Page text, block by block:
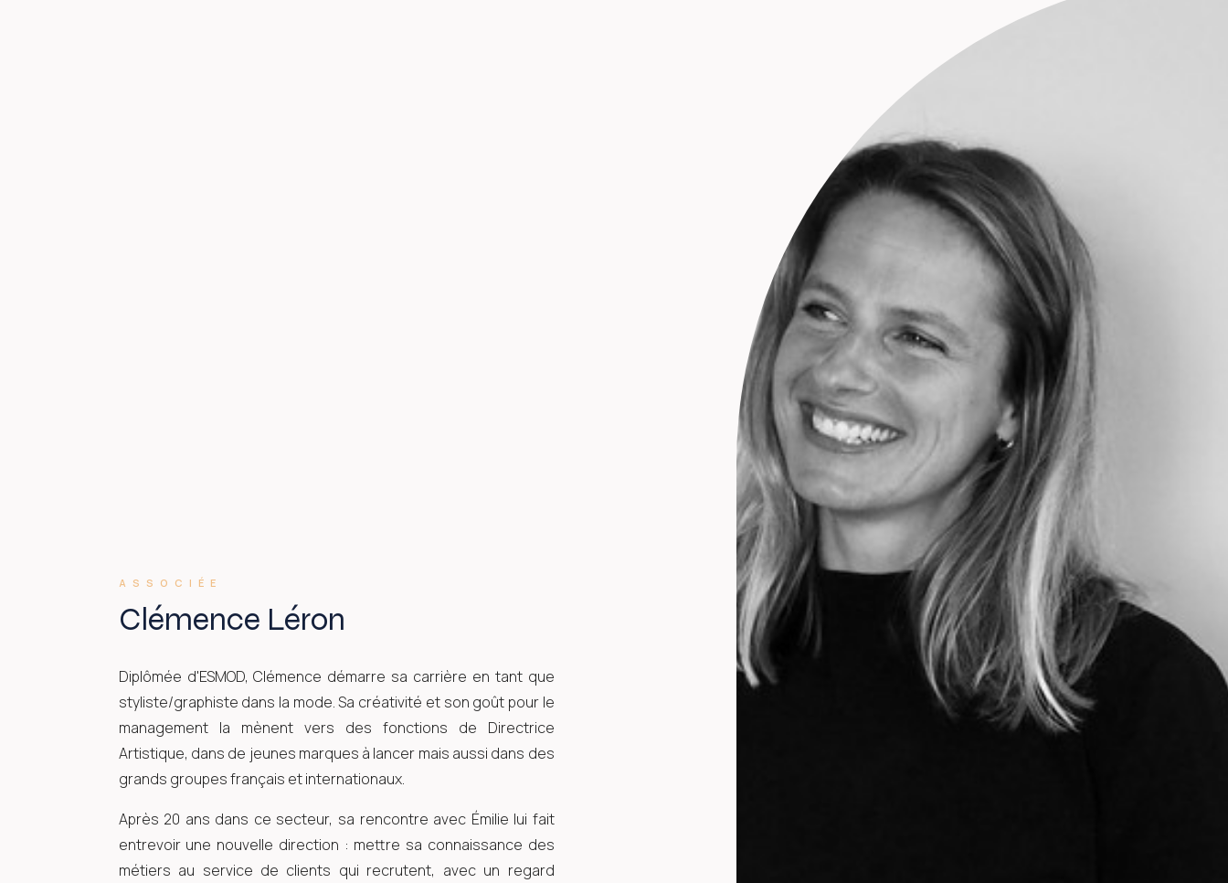
ASSOCIÉE
Clémence Léron
Diplômée d'ESMOD, Clémence démarre sa carrière en tant que
styliste/graphiste dans la mode. Sa créativité et son goût pour le
management la mènent vers des fonctions de Directrice
Artistique, dans de jeunes marques à lancer mais aussi dans des
grands groupes français et internationaux.
Après 20 ans dans ce secteur, sa rencontre avec Émilie lui fait
entrevoir une nouvelle direction : mettre sa connaissance des
métiers au service de clients qui recrutent, avec un regard